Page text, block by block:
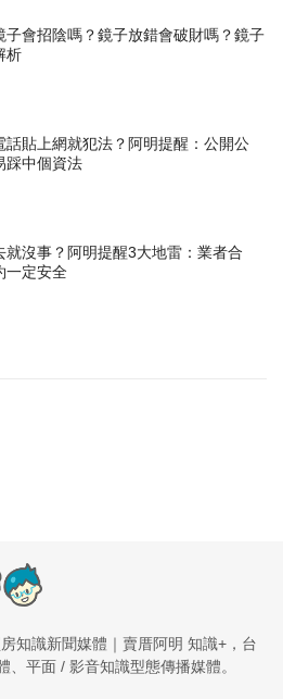
子會招陰嗎？鏡子放錯會破財嗎？鏡子
析
話貼上網就犯法？阿明提醒：公開公
踩中個資法
就沒事？阿明提醒3大地雷：業者合
一定安全
知識新聞媒體｜賣厝阿明 知識+，台
平面 / 影音知識型態傳播媒體。